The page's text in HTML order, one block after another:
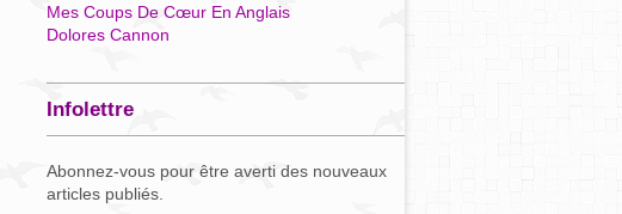
Mes Coups De Cœur En Anglais
Dolores Cannon
Infolettre
Abonnez-vous pour être averti des nouveaux
articles publiés.